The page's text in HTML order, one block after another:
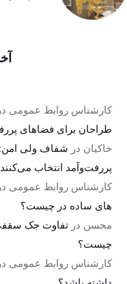
کارشناس روابط عمومی در
طراحان برای فضاهای
خاکیان در شفاف ولی امن:
پررفت‌وآمد انتخاب می‌کنند
کارشناس روابط عمومی
های ساده در چیست؟
محسن درتفاوت جک
چیست؟
کارشناس روابط عمومی در